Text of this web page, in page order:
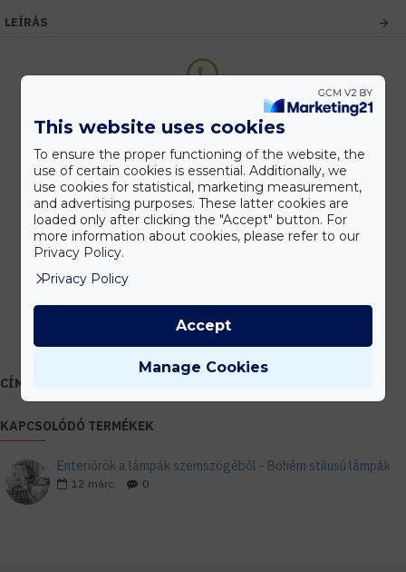
LEÍRÁS
Vásárolj nagyobb mennyiségben és megadjuk a legjobb gyártói árakat.
Gyors kiszállítás
Készleten lévő termékeinket akár 24 órán belül megkaphatod!
Tanácsadás
Írd meg nekünk elgondolásodat és munkatársunk segít az elképzeléseid
CÍMKÉK:
KAPCSOLÓDÓ TERMÉKEK
Enteriőrök a lámpák szemszögéből - Bohém stílusú lámpák
12 márc. 0
This website uses cookies
To ensure the proper functioning of the website, the
use of certain cookies is essential. Additionally, we
use cookies for statistical, marketing measurement,
and advertising purposes. These latter cookies are
loaded only after clicking the "Accept" button. For
more information about cookies, please refer to our
Privacy Policy.
Privacy Policy
Manage Cookies
Accept